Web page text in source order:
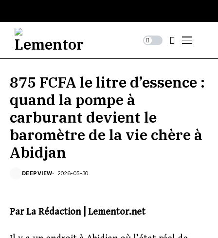
875 FCFA le litre d’essence :
quand la pompe à
carburant devient le
baromètre de la vie chère à
Abidjan
DEEPVIEW 2026-05-30
Par La Rédaction | Lementor.net